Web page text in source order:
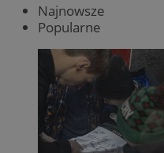
Najnowsze
Popularne